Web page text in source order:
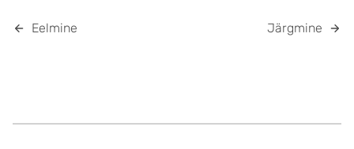
Eelmine Järgmine